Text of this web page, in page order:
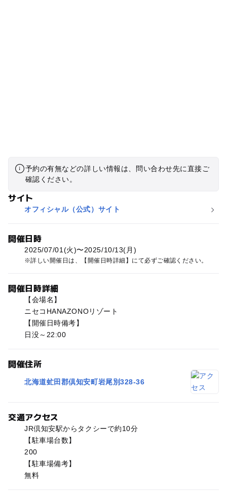
予約の有無などの詳しい情報は、問い合わせ先に直接ご
確認ください。
サイト
オフィシャル（公式）サイト
開催日時
2025/07/01(火)〜2025/10/13(月)
詳しい開催日は、【開催日時詳細】にて必ずご確認ください。
開催日時詳細
【会場名】
ニセコHANAZONOリゾート
【開催日時備考】
日没～22:00
開催住所
北海道虻田郡倶知安町岩尾別328-36
交通アクセス
JR倶知安駅からタクシーで約10分
【駐車場台数】
200
【駐車場備考】
無料